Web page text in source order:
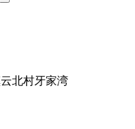
北村牙家湾